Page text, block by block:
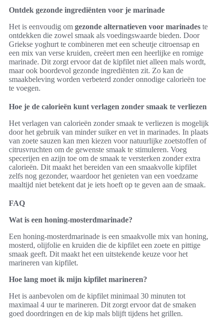
Ontdek gezonde ingrediënten voor je marinade
Het is eenvoudig om gezonde alternatieven voor marinades te
ontdekken die zowel smaak als voedingswaarde bieden. Door
Griekse yoghurt te combineren met een scheutje citroensap en
een mix van verse kruiden, creëert men een heerlijke en romige
marinade. Dit zorgt ervoor dat de kipfilet niet alleen mals wordt,
maar ook boordevol gezonde ingrediënten zit. Zo kan de
smaakbeleving worden verbeterd zonder onnodige calorieën toe
te voegen.
Hoe je de calorieën kunt verlagen zonder smaak te verliezen
Het verlagen van calorieën zonder smaak te verliezen is mogelijk
door het gebruik van minder suiker en vet in marinades. In plaats
van zoete sauzen kan men kiezen voor natuurlijke zoetstoffen of
citrusvruchten om de gewenste smaak te stimuleren. Voeg
specerijen en azijn toe om de smaak te versterken zonder extra
calorieën. Dit maakt het bereiden van een smaakvolle kipfilet
zelfs nog gezonder, waardoor het genieten van een voedzame
maaltijd niet betekent dat je iets hoeft op te geven aan de smaak.
FAQ
Wat is een honing-mosterdmarinade?
Een honing-mosterdmarinade is een smaakvolle mix van honing,
mosterd, olijfolie en kruiden die de kipfilet een zoete en pittige
smaak geeft. Dit maakt het een uitstekende keuze voor het
marineren van kipfilet.
Hoe lang moet ik mijn kipfilet marineren?
Het is aanbevolen om de kipfilet minimaal 30 minuten tot
maximaal 4 uur te marineren. Dit zorgt ervoor dat de smaken
goed doordringen en de kip mals blijft tijdens het grillen.